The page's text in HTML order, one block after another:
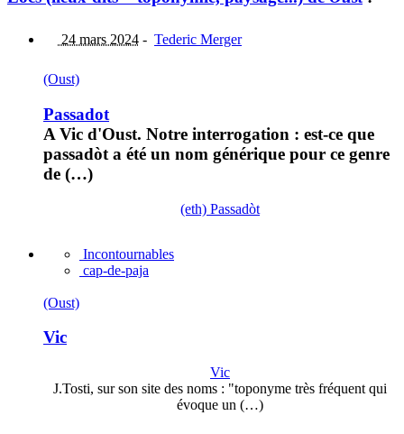
24 mars 2024 - Tederic Merger
(Oust)
Passadot
A Vic d'Oust. Notre interrogation : est-ce que
passadòt a été un nom générique pour ce genre
de (…)
(eth) Passadòt
Incontournables
cap-de-paja
(Oust)
Vic
Vic
J.Tosti, sur son site des noms : "toponyme très fréquent qui
évoque un (…)